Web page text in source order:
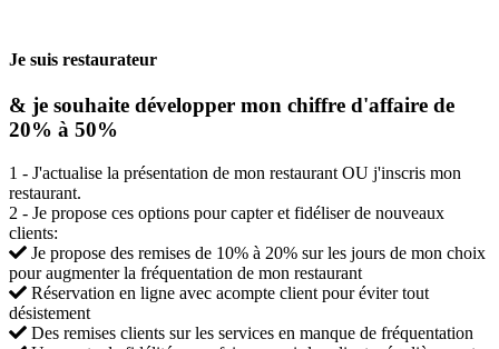
Je suis restaurateur
& je souhaite développer mon chiffre d'affaire de
20% à 50%
1 - J'actualise la présentation de mon restaurant OU j'inscris mon
restaurant.
2 - Je propose ces options pour capter et fidéliser de nouveaux
clients:
Je propose des remises de 10% à 20% sur les jours de mon choix
pour augmenter la fréquentation de mon restaurant
Réservation en ligne avec acompte client pour éviter tout
désistement
Des remises clients sur les services en manque de fréquentation